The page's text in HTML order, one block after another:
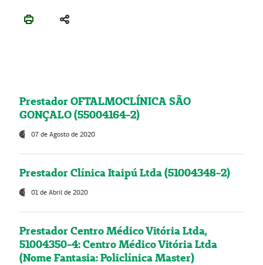
Prestador OFTALMOCLÍNICA SÃO
GONÇALO (55004164-2)
07 de Agosto de 2020
Prestador Clínica Itaipú Ltda (51004348-2)
01 de Abril de 2020
Prestador Centro Médico Vitória Ltda,
51004350-4: Centro Médico Vitória Ltda
(Nome Fantasia: Policlínica Master)